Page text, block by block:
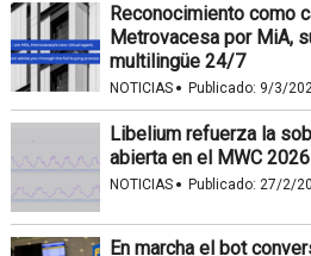
Reconocimiento como
Metrovacesa por MiA,
multilingüe 24/7
NOTICIAS · Publicado: 9/3/
Libelium refuerza la
abierta en el MWC
NOTICIAS · Publicado: 27/2/
En marcha el bot